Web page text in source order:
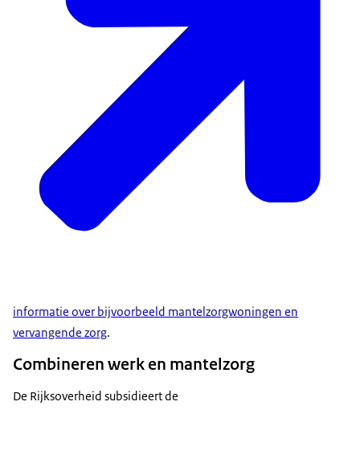
informatie over bijvoorbeeld mantelzorgwoningen en
vervangende zorg.
Combineren werk en mantelzorg
De Rijksoverheid subsidieert de